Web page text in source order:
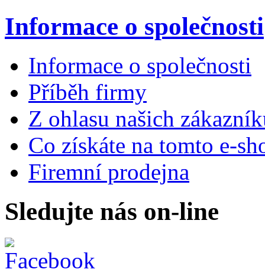
Informace o společnosti
Informace o společnosti
Příběh firmy
Z ohlasu našich
Co získáte na tomto e-
Firemní prodejna
Sledujte nás on-line